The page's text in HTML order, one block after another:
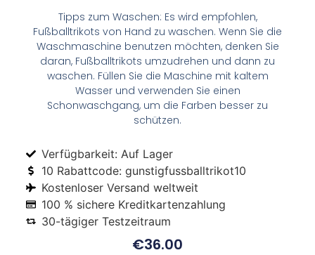
Tipps zum Waschen: Es wird empfohlen,
Fußballtrikots von Hand zu waschen. Wenn Sie die
Waschmaschine benutzen möchten, denken Sie
daran, Fußballtrikots umzudrehen und dann zu
waschen. Füllen Sie die Maschine mit kaltem
Wasser und verwenden Sie einen
Schonwaschgang, um die Farben besser zu
schützen.
Verfügbarkeit: Auf Lager
10 Rabattcode: gunstigfussballtrikot10
Kostenloser Versand weltweit
100 % sichere Kreditkartenzahlung
30-tägiger Testzeitraum
€36.00